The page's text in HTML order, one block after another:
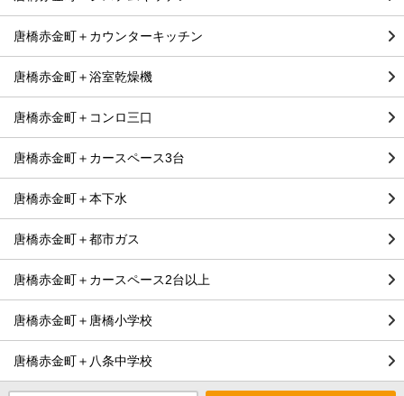
唐橋赤金町＋カウンターキッチン
唐橋赤金町＋浴室乾燥機
唐橋赤金町＋コンロ三口
唐橋赤金町＋カースペース3台
唐橋赤金町＋本下水
唐橋赤金町＋都市ガス
唐橋赤金町＋カースペース2台以上
唐橋赤金町＋唐橋小学校
唐橋赤金町＋八条中学校